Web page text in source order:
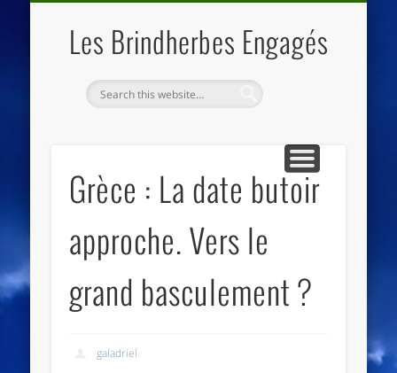
Les Brindherbes Engagés
Grèce : La date butoir
approche. Vers le
grand basculement ?
galadriel